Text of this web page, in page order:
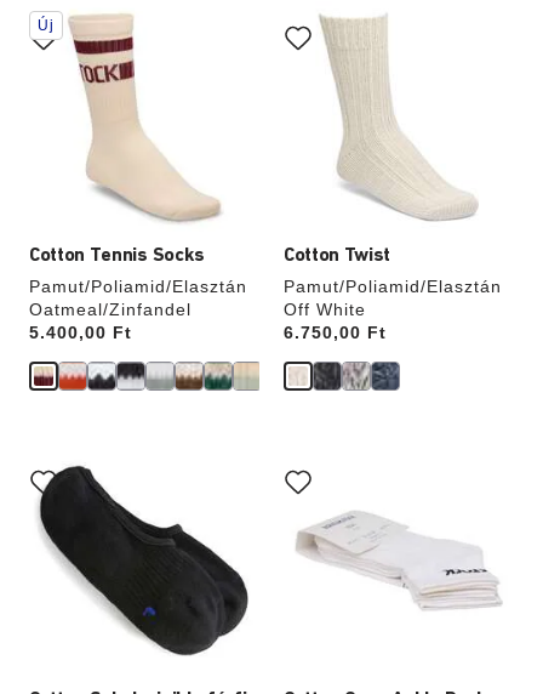
Cotton Tennis Socks
Pamut/Poliamid/Elasztán
Oatmeal/Zinfandel
Price:
5.400,00 Ft
A
színpalettával
való
interakció
termékképet
Új
Cotton Twist
Pamut/Poliamid/Elasztán
Off White
Price:
6.750,00 Ft
színpalettával
való
interakció
termékképet
színpalettával
való
interakció
frissíti
termékképet
színpalettával
való
interakció
frissíti
termékképet